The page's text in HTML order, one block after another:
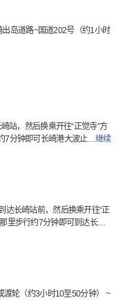
岛道路~国道202号（约1小时
站，然后换乘开往“正觉寺”方
7分钟即可长崎港大波止…继续
达长崎站前，然后换乘开往“正
里步行约7分钟即可到达长…
轮（约3小时10至50分钟） ~